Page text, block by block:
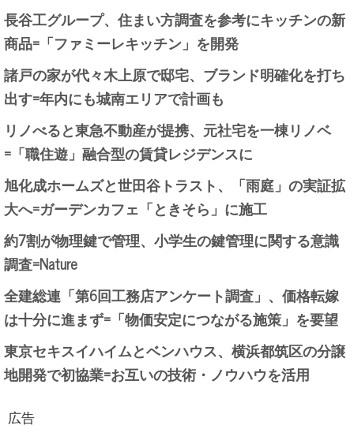
長谷工グループ、住まい方調査を参考にキッチンの新
商品=「ファミーレキッチン」を開発
諸戸の家が代々木上原で邸宅、ブランド明確化を打ち
出す=年内にも城南エリアで計画も
リノべると東急不動産が提携、元社宅を一棟リノベ
=「職住遊」融合型の賃貸レジデンスに
旭化成ホームズと世田谷トラスト、「雨庭」の実証拡
大へ=ガーデンカフェ「ときそら」に施工
約7割が物理鍵で管理、小学生の鍵管理に関する意識
調査=Nature
全建総連「第6回工務店アンケート調査」、価格転嫁
は十分に進まず=「物価安定につながる施策」を要望
東京セキスイハイムとベンハウス、横浜都筑区の分譲
地開発で初協業=お互いの技術・ノウハウを活用
広告